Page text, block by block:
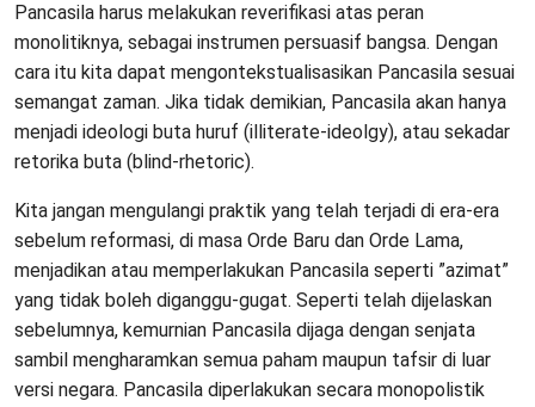
Pancasila harus melakukan reverifikasi atas peran
monolitiknya, sebagai instrumen persuasif bangsa. Dengan
cara itu kita dapat mengontekstualisasikan Pancasila sesuai
semangat zaman. Jika tidak demikian, Pancasila akan hanya
menjadi ideologi buta huruf (illiterate-ideolgy), atau sekadar
retorika buta (blind-rhetoric).
Kita jangan mengulangi praktik yang telah terjadi di era-era
sebelum reformasi, di masa Orde Baru dan Orde Lama,
menjadikan atau memperlakukan Pancasila seperti ”azimat”
yang tidak boleh diganggu-gugat. Seperti telah dijelaskan
sebelumnya, kemurnian Pancasila dijaga dengan senjata
sambil mengharamkan semua paham maupun tafsir di luar
versi negara. Pancasila diperlakukan secara monopolistik